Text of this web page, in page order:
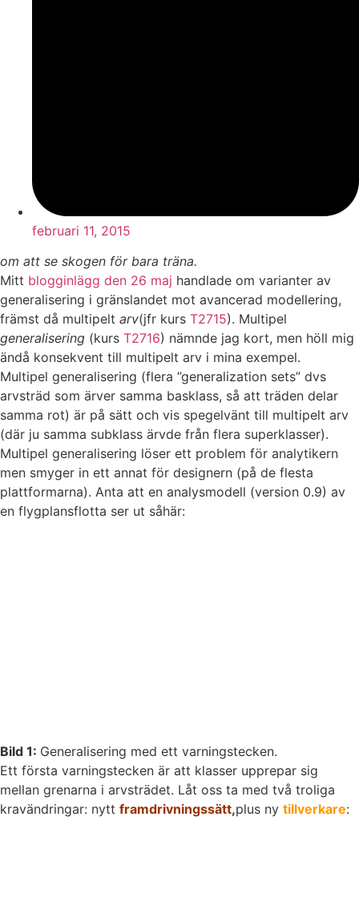
februari 11, 2015
om att se skogen för bara träna.
Mitt blogginlägg den 26 maj handlade om varianter av
generalisering i gränslandet mot avancerad modellering,
främst då multipelt arv(jfr kurs T2715). Multipel
generalisering (kurs T2716) nämnde jag kort, men höll mig
ändå konsekvent till multipelt arv i mina exempel.
Multipel generalisering (flera ”generalization sets” dvs
arvsträd som ärver samma basklass, så att träden delar
samma rot) är på sätt och vis spegelvänt till multipelt arv
(där ju samma subklass ärvde från flera superklasser).
Multipel generalisering löser ett problem för analytikern
men smyger in ett annat för designern (på de flesta
plattformarna). Anta att en analysmodell (version 0.9) av
en flygplansflotta ser ut såhär:
Bild 1: Generalisering med ett varningstecken.
Ett första varningstecken är att klasser upprepar sig
mellan grenarna i arvsträdet. Låt oss ta med två troliga
kravändringar: nytt framdrivningssätt,plus ny tillverkare: